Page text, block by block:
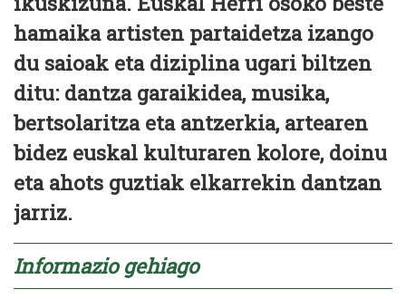
hamaika artisten partaidetza izango
du saioak eta diziplina ugari biltzen
ditu: dantza garaikidea, musika,
bertsolaritza eta antzerkia, artearen
bidez euskal kulturaren kolore, doinu
eta ahots guztiak elkarrekin dantzan
jarriz.
Informazio gehiago